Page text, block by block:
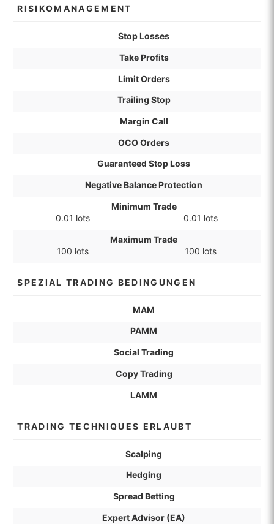
RISIKOMANAGEMENT
Stop Losses
Take Profits
Limit Orders
Trailing Stop
Margin Call
OCO Orders
Guaranteed Stop Loss
Negative Balance Protection
Minimum Trade
0.01 lots
0.01 lots
Maximum Trade
100 lots
100 lots
SPEZIAL TRADING BEDINGUNGEN
MAM
PAMM
Social Trading
Copy Trading
LAMM
TRADING TECHNIQUES ERLAUBT
Scalping
Hedging
Spread Betting
Expert Advisor (EA)